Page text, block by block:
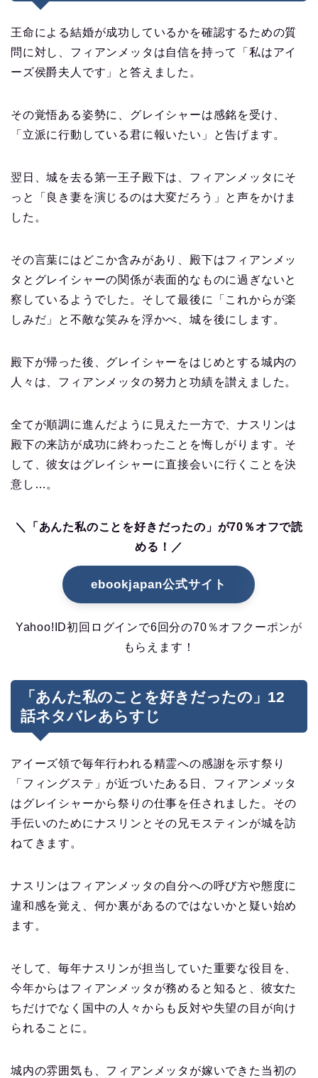
王命による結婚が成功しているかを確認するための質
問に対し、フィアンメッタは自信を持って「私はアイ
ーズ侯爵夫人です」と答えました。
その覚悟ある姿勢に、グレイシャーは感銘を受け、
「立派に行動している君に報いたい」と告げます。
翌日、城を去る第一王子殿下は、フィアンメッタにそ
っと「良き妻を演じるのは大変だろう」と声をかけま
した。
その言葉にはどこか含みがあり、殿下はフィアンメッ
タとグレイシャーの関係が表面的なものに過ぎないと
察しているようでした。そして最後に「これからが楽
しみだ」と不敵な笑みを浮かべ、城を後にします。
殿下が帰った後、グレイシャーをはじめとする城内の
人々は、フィアンメッタの努力と功績を讃えました。
全てが順調に進んだように見えた一方で、ナスリンは
殿下の来訪が成功に終わったことを悔しがります。そ
して、彼女はグレイシャーに直接会いに行くことを決
意し…。
＼「あんた私のことを好きだったの」が70％オフで読
める！／
ebookjapan公式サイト
Yahoo!ID初回ログインで6回分の70％オフクーポンが
もらえます！
「あんた私のことを好きだったの」12
話ネタバレあらすじ
アイーズ領で毎年行われる精霊への感謝を示す祭り
「フィングステ」が近づいたある日、フィアンメッタ
はグレイシャーから祭りの仕事を任されました。その
手伝いのためにナスリンとその兄モスティンが城を訪
ねてきます。
ナスリンはフィアンメッタの自分への呼び方や態度に
違和感を覚え、何か裏があるのではないかと疑い始め
ます。
そして、毎年ナスリンが担当していた重要な役目を、
今年からはフィアンメッタが務めると知ると、彼女た
ちだけでなく国中の人々からも反対や失望の目が向け
られることに。
城内の雰囲気も、フィアンメッタが嫁いできた当初の